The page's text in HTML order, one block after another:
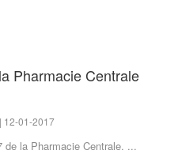
Pharmacie Centrale
12-01-2017
de la Pharmacie Centrale. ...